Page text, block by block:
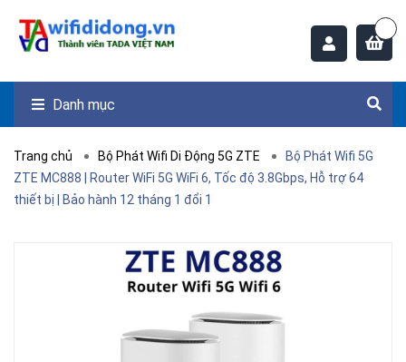
Danh mục
Trang chủ Bộ Phát Wifi Di Động 5G ZTE
Bộ Phát Wifi 5G
ZTE MC888 | Router WiFi 5G WiFi 6, Tốc độ 3.8Gbps, Hỗ trợ 64
thiết bị | Bảo hành 12 tháng 1 đổi 1